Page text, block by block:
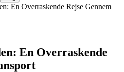
En Overraskende Rejse Gennem
En Overraskende